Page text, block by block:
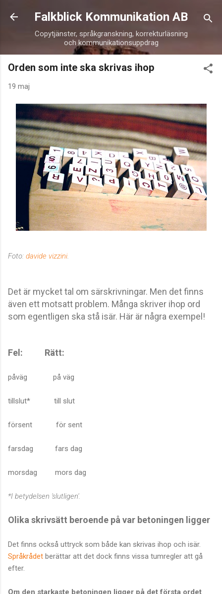
Fortsätt till huvudinnehåll
Falkblick Kommunikation AB
Copytjänster, språkgranskning, korrekturläsning
och kommunikationsuppdrag
Orden som inte ska skrivas ihop
19 maj
Foto: davide vizzini
Det är mycket tal om särskrivningar. Men det finns
även ett motsatt problem. Många skriver ihop ord
som egentligen ska stå isär. Här är några exempel!
Fel: Rätt:
påväg på väg
tillslut* till slut
försent för sent
farsdag fars dag
morsdag mors dag
*I betydelsen 'slutligen'.
Olika skrivsätt beroende på var betoningen ligger
Det finns också uttryck som både kan skrivas ihop och isär.
Språkrådet berättar att det dock finns vissa tumregler att gå
efter.
Om den starkaste betoningen ligger på det första ordet